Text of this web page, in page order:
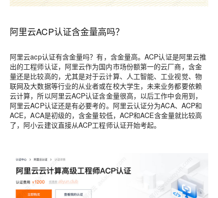
阿里云ACP认证含金量高吗？
阿里云acp认证有含金量吗？有，含金量高。ACP认证是阿里云推
出的工程师认证，阿里云作为国内市场份额第一的云厂商，含金
量还是比较高的，尤其是对于云计算、人工智能、工业视觉、物
联网及大数据等行业的从业者或在校大学生，未来业务都要依赖
云计算，所以阿里云ACP认证含金量很高，以后工作中会用到，
阿里云ACP认证还是有必要考的。阿里云认证分为ACA、ACP和
ACE，ACA是初级的，含金量较低，ACP和ACE含金量就比较高
了，阿小云建议直接从ACP工程师认证开始考起。